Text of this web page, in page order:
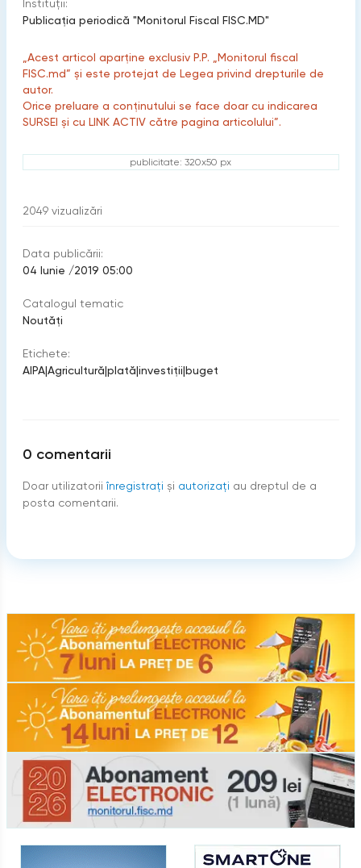
Instituții:
Publicaţia periodică "Monitorul Fiscal FISC.MD"
„Acest articol aparține exclusiv P.P. „Monitorul fiscal
FISC.md” și este protejat de Legea privind drepturile de
autor.
Orice preluare a conținutului se face doar cu indicarea
SURSEI și cu LINK ACTIV către pagina articolului”.
publicitate: 320x50 px
2049 vizualizări
Data publicării:
04 Iunie /2019 05:00
Catalogul tematic
Noutăți
Etichete:
AIPA|Agricultură|plată|investiţii|buget
0 comentarii
Doar utilizatorii înregistraţi şi autorizați au dreptul de a
posta comentarii.